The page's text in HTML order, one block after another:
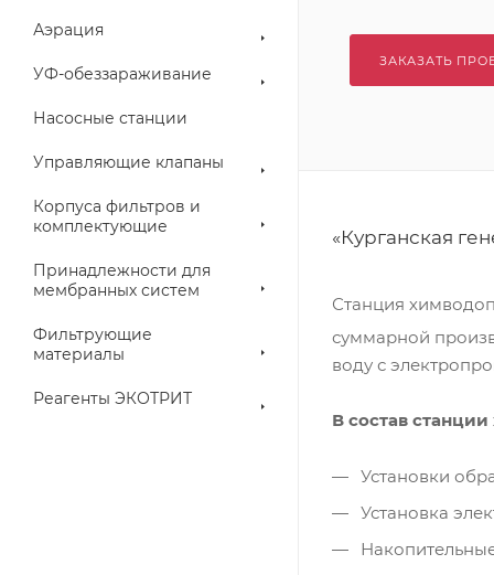
Аэрация
УФ-обеззараживание
Насосные станции
Управляющие клапаны
Корпуса фильтров и
комплектующие
Принадлежности для
мембранных систем
Фильтрующие
материалы
Реагенты ЭКОТРИТ
ЗАКАЗАТЬ
«Курганская
Станция
суммарной
воду с
В состав
Установки
Установка